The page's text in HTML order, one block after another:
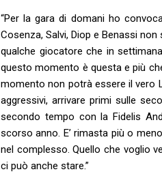
“Per la gara di domani ho
Cosenza, Salvi, Diop e Benassi
qualche giocatore che in
questo momento è questa e più
momento non potrà essere il vero
aggressivi, arrivare primi sulle
secondo tempo con la Fidelis
scorso anno. E’ rimasta più o
nel complesso. Quello che voglio
ci può anche stare.”